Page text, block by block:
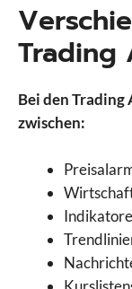
Trading
Bei den
zwischen: